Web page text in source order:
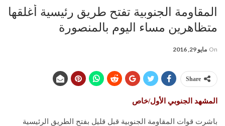
المقاومة الجنوبية تفتح طريق رئيسية أغلقها
متظاهرين مساء اليوم بالمنصورة
On مايو 29, 2016
Share
المشهد الجنوبي الأول/خاص
باشرت قوات المقاومة الجنوبية قبل قليل بفتح الطريق الرئيسية